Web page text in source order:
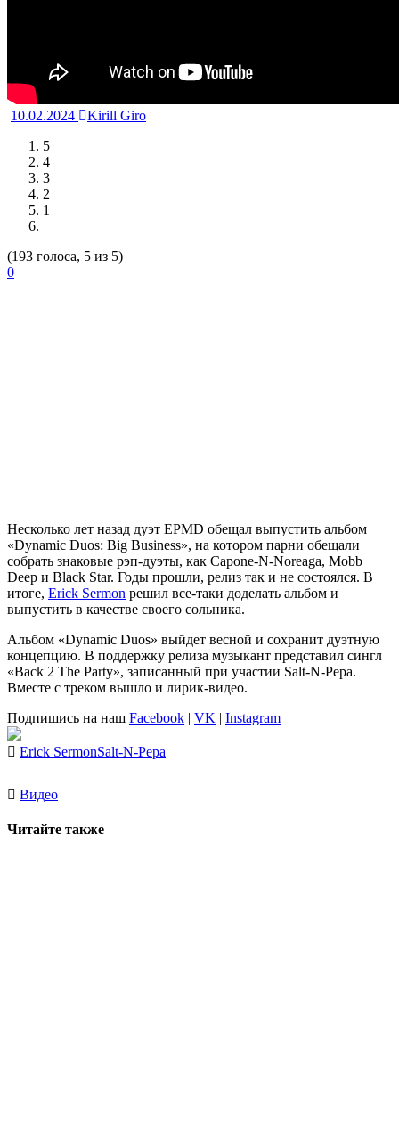
10.02.2024
Kirill Giro
5
4
3
2
1
(193 голоса, 5 из 5)
0
Несколько лет назад дуэт EPMD обещал выпустить альбом
«Dynamic Duos: Big Business», на котором парни обещали
собрать знаковые рэп-дуэты, как Capone-N-Noreaga, Mobb
Deep и Black Star. Годы прошли, релиз так и не состоялся. В
итоге, Erick Sermon решил все-таки доделать альбом и
выпустить в качестве своего сольника.
Альбом «Dynamic Duos» выйдет весной и сохранит дуэтную
концепцию. В поддержку релиза музыкант представил сингл
«Back 2 The Party», записанный при участии Salt-N-Pepa.
Вместе с треком вышло и лирик-видео.
Подпишись на наш Facebook | VK | Instagram
Erick SermonSalt-N-Pepa
Видео
Читайте также